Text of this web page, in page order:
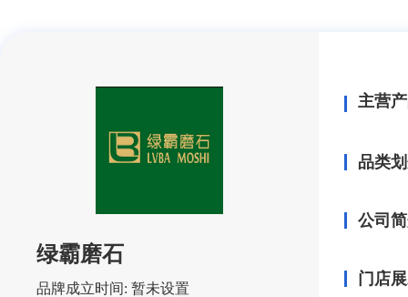
绿霸磨石
品牌成立时间: 暂未设置
主营
品类
公司
门店